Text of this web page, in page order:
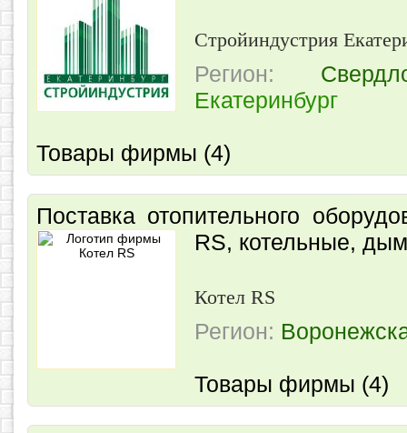
Стройиндустрия
Регион:
Екатеринбург
Товары фирмы (4)
Поставка отопительного
RS, котельные,
Котел RS
Регион:
Товары фирмы (4)